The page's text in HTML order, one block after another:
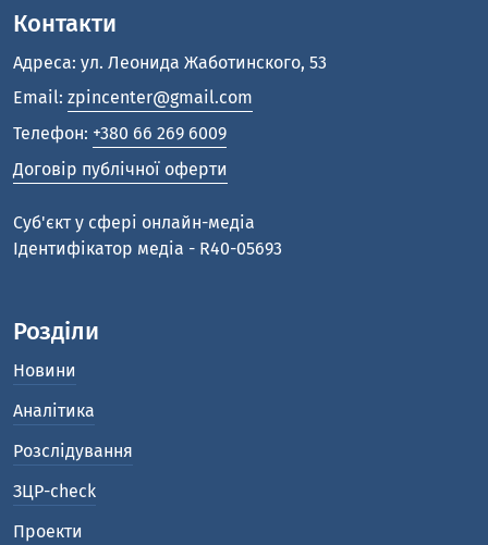
Контакти
Адреса: ул. Леонида Жаботинского, 53
Email: zpincenter@gmail.com
Телефон: +380 66 269 6009
Договір публічної оферти
Cуб'єкт у сфері онлайн-медіа
Ідентифікатор медіа - R40-05693
Розділи
Новини
Аналітика
Розслідування
ЗЦР-check
Проекти